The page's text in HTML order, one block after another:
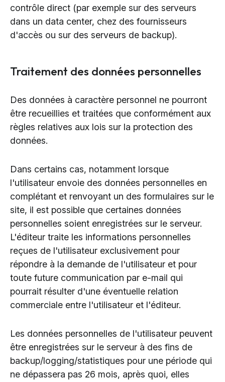
contrôle direct (par exemple sur des serveurs
dans un data center, chez des fournisseurs
d'accès ou sur des serveurs de backup).
Traitement des données personnelles
Des données à caractère personnel ne pourront
être recueillies et traitées que conformément aux
règles relatives aux lois sur la protection des
données.
Dans certains cas, notamment lorsque
l'utilisateur envoie des données personnelles en
complétant et renvoyant un des formulaires sur le
site, il est possible que certaines données
personnelles soient enregistrées sur le serveur.
L'éditeur traite les informations personnelles
reçues de l'utilisateur exclusivement pour
répondre à la demande de l'utilisateur et pour
toute future communication par e-mail qui
pourrait résulter d'une éventuelle relation
commerciale entre l'utilisateur et l'éditeur.
Les données personnelles de l'utilisateur peuvent
être enregistrées sur le serveur à des fins de
backup/logging/statistiques pour une période qui
ne dépassera pas 26 mois, après quoi, elles